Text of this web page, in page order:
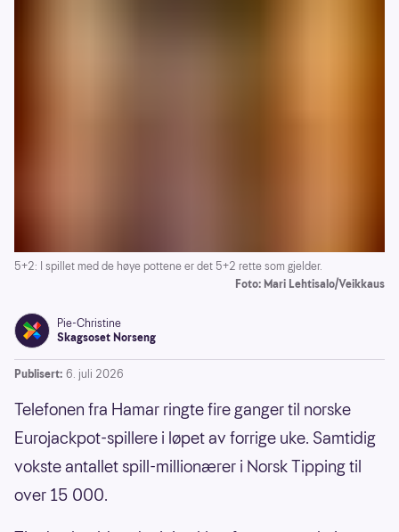
5+2: I spillet med de høye pottene er det 5+2 rette som gjelder.
Foto: Mari Lehtisalo/Veikkaus
Pie-Christine
Skagsoset Norseng
Publisert: 6. juli 2026
Telefonen fra Hamar ringte fire ganger til norske
Eurojackpot-spillere i løpet av forrige uke. Samtidig
vokste antallet spill-millionærer i Norsk Tipping til
over 15 000.